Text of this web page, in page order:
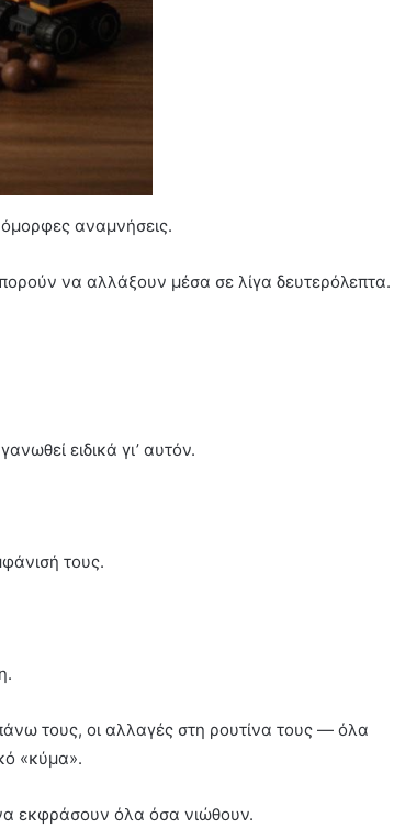
αναμνήσεις.
να αλλάξουν μέσα σε λίγα δευτερόλεπτα.
ειδικά γι’ αυτόν.
τους.
τους, οι αλλαγές στη ρουτίνα τους — όλα
«κύμα».
εκφράσουν όλα όσα νιώθουν.